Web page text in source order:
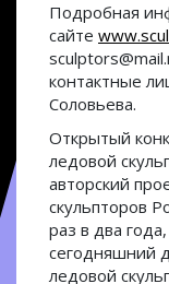
Подробная
сайте
контактные
Соловьева.
Открытый
ледовой
авторский
скульпторов
раз в два
сегодняшний
ледовой